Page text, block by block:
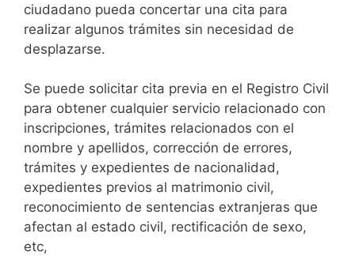
ciudadano pueda concertar una cita para
realizar algunos trámites sin necesidad de
desplazarse.​
Se puede solicitar cita previa en el Registro Civil
para obtener cualquier servicio relacionado con
inscripciones, trámites relacionados con el
nombre y apellidos, corrección de errores,
trámites y expedientes de nacionalidad,
expedientes previos al matrimonio civil,
reconocimiento de sentencias extranjeras que
afectan al estado civil, rectificación de sexo,
etc,